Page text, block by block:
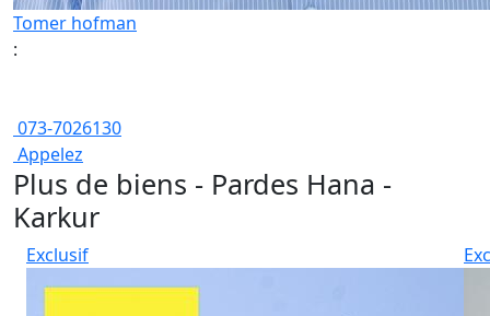
Tomer hofman
:
073-7026130
Appelez
Plus de biens - Pardes Hana -
Karkur
Exclusif